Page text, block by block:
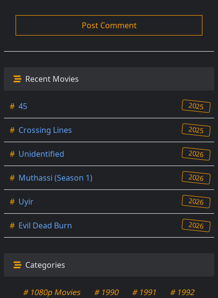
Recent Movies
# 45 2025
# Crossing Lines 2025
# Unidentified 2026
# Muthassi (Season 1) 2026
# Uyir 2026
# Evil Dead Burn 2026
Categories
# 1080p Movies # 1990 # 1991
# 1992